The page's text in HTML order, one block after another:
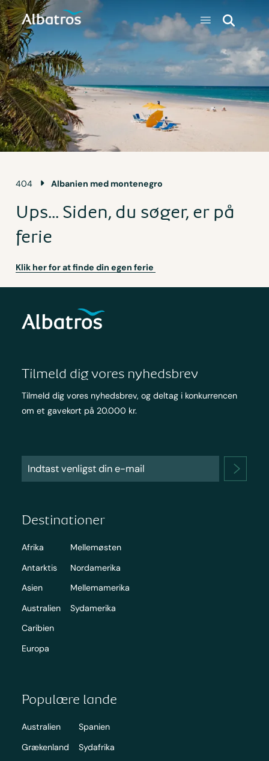
404 Albanien med montenegro
Ups... Siden, du søger, er på
ferie
Klik her for at finde din egen ferie
Tilmeld dig vores nyhedsbrev
Tilmeld dig vores nyhedsbrev, og deltag i konkurrencen
om et gavekort på 20.000 kr.
Destinationer
Afrika
Antarktis
Asien
Australien
Caribien
Europa
Mellemøsten
Nordamerika
Mellemamerika
Sydamerika
Populære lande
Australien
Grækenland
Spanien
Sydafrika